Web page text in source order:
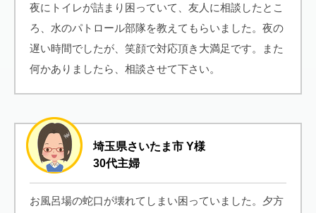
夜にトイレが詰まり困っていて、友人に相談したとこ
ろ、水のパトロール部隊を教えてもらいました。夜の
遅い時間でしたが、笑顔で対応頂き大満足です。また
何かありましたら、相談させて下さい。
埼玉県さいたま市 Y様
30代主婦
お風呂場の蛇口が壊れてしまい困っていました。夕方